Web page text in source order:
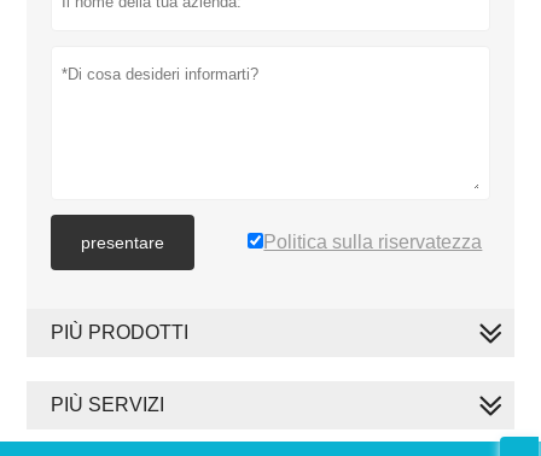
presentare Politica sulla riservatezza
PIÙ PRODOTTI
PIÙ SERVIZI